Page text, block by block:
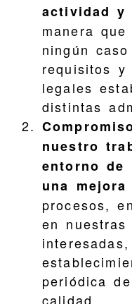
actividad y
manera
ningún
requisitos y
legales
distintas
nuestro
entorno de
una
procesos,
en
periódica
calidad.